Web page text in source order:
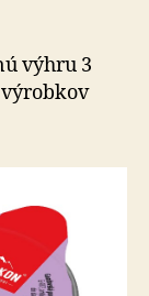
výhru 3